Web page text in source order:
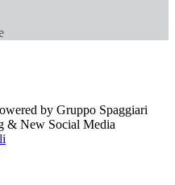
by Gruppo Spaggiari
& New Social Media